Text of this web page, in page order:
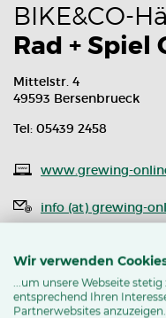
BIKE&CO-
Rad + Spiel
Mittelstr. 4
49593 Bersenbrueck
Tel: 05439 2458
www.grewing-
info (at) grewing-
MEHR ERFAHREN
Wir verwenden
...um unsere Webseite
entsprechend Ihren
Partnerwebsites anzuzeigen.